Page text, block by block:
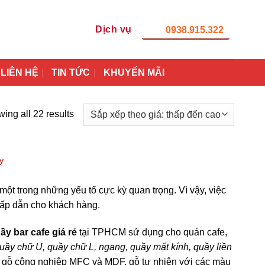
Dịch vụ 0938.915.322
LIÊN HỆ TIN TỨC KHUYẾN MÃI
all 22 results
trong những yếu tố cực kỳ quan trọng. Vì vậy, việc
dẫn cho khách hàng.
bar cafe giá rẻ tại TPHCM sử dụng cho quán cafe,
chữ U, quầy chữ L, ngang, quầy mặt kính, quầy liền
công nghiệp MFC và MDF, gỗ tự nhiên với các màu